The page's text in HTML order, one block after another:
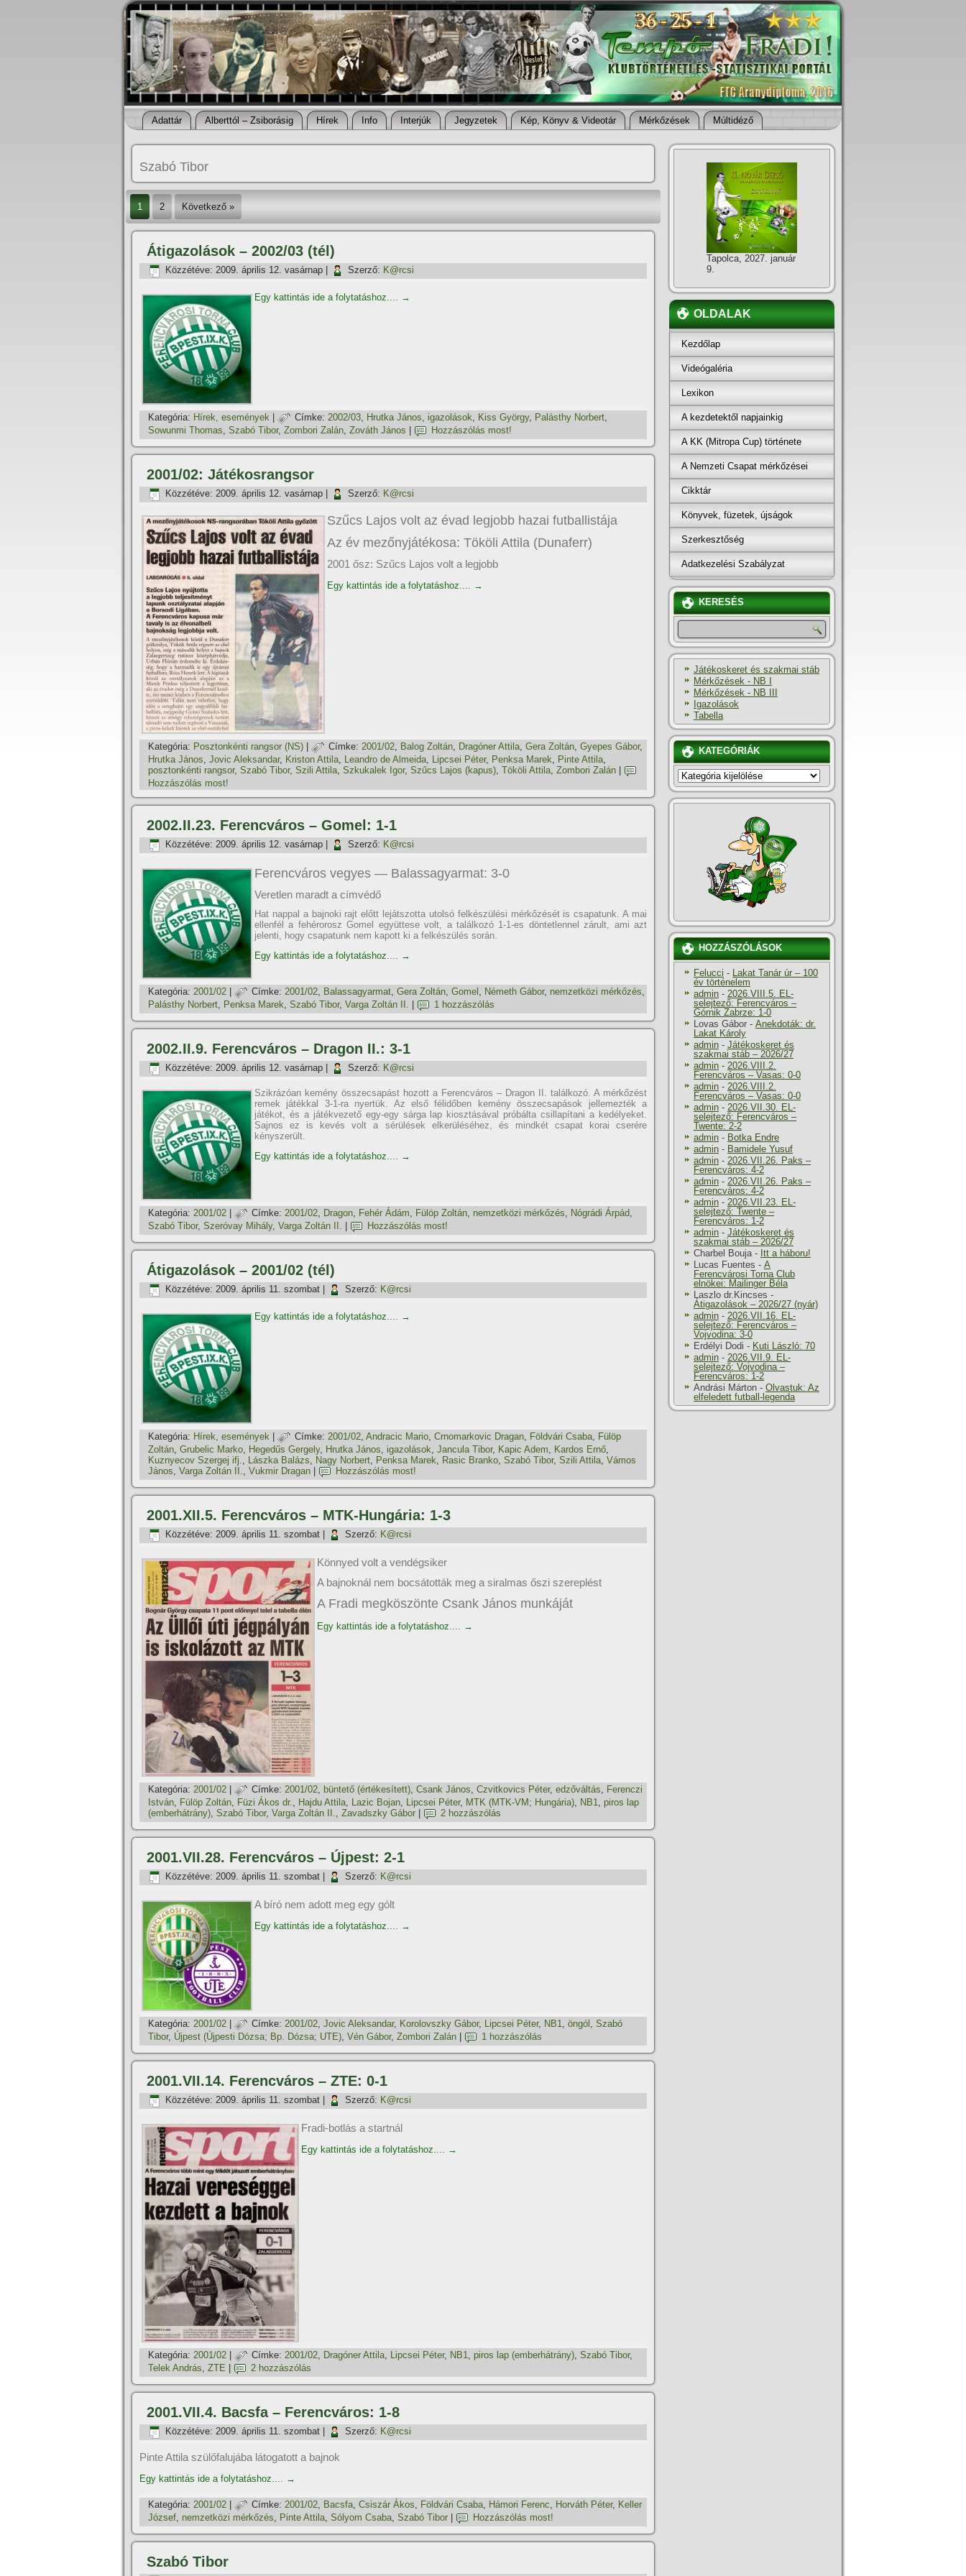
Adattár Alberttól – Zsiborásig Hí­rek Info Interjúk Jegyzetek Kép, Könyv & Videotár Mérkőzések Múltidéző
Szabó Tibor
1 2 Következő »
Átigazolások – 2002/03 (tél)
Közzétéve: 2009. április 12. vasárnap Szerző: K@rcsi
Egy kattintás ide a folytatáshoz.... →
Kategória: Hí­rek, események Címke: 2002/03, Hrutka János, igazolások, Kiss György, Palásthy Norbert,
Sowunmi Thomas, Szabó Tibor, Zombori Zalán, Zováth János Hozzászólás most!
2001/02: Játékosrangsor
Közzétéve: 2009. április 12. vasárnap Szerző: K@rcsi
Szűcs Lajos volt az évad legjobb hazai futballistája
Az év mezőnyjátékosa: Tököli Attila (Dunaferr)
2001 ősz: Szűcs Lajos volt a legjobb
Egy kattintás ide a folytatáshoz.... →
Kategória: Posztonkénti rangsor (NS) Címke: 2001/02, Balog Zoltán, Dragóner Attila, Gera Zoltán, Gyepes Gábor,
Hrutka János, Jovic Aleksandar, Kriston Attila, Leandro de Almeida, Lipcsei Péter, Penksa Marek, Pinte Attila,
posztonkénti rangsor, Szabó Tibor, Szili Attila, Szkukalek Igor, Szűcs Lajos (kapus), Tököli Attila, Zombori Zalán
Hozzászólás most!
2002.II.23. Ferencváros – Gomel: 1-1
Közzétéve: 2009. április 12. vasárnap Szerző: K@rcsi
Ferencváros vegyes — Balassagyarmat: 3-0
Veretlen maradt a címvédő
Hat nappal a bajnoki rajt előtt lejátszotta utolsó felkészülési mérkőzését is csapatunk. A mai
ellenfél a fehérorosz Gomel együttese volt, a találkozó 1-1-es döntetlennel zárult, ami azt
jelenti, hogy csapatunk nem kapott ki a felkészülés során.
Egy kattintás ide a folytatáshoz.... →
Kategória: 2001/02 Címke: 2001/02, Balassagyarmat, Gera Zoltán, Gomel , Németh Gábor, nemzetközi mérkőzés,
Palásthy Norbert, Penksa Marek, Szabó Tibor, Varga Zoltán II. 1 hozzászólás
2002.II.9. Ferencváros – Dragon II.: 3-1
Közzétéve: 2009. április 12. vasárnap Szerző: K@rcsi
Szikrázóan kemény összecsapást hozott a Ferencváros – Dragon II. találkozó. A mérkőzést
remek játékkal 3-1-ra nyertük. Az első félidőben kemény összecsapások jellemezték a
játékot, és a játékvezető egy-egy sárga lap kiosztásával próbálta csillapí­tani a kedélyeket.
Sajnos ez is kevés volt a sérülések elkerüléséhez, és mindkét csapat korai cserére
kényszerült.
Egy kattintás ide a folytatáshoz.... →
Kategória: 2001/02 Címke: 2001/02, Dragon, Fehér Ádám, Fülöp Zoltán, nemzetközi mérkőzés, Nógrádi Árpád,
Szabó Tibor, Szeróvay Mihály, Varga Zoltán II. Hozzászólás most!
Átigazolások – 2001/02 (tél)
Közzétéve: 2009. április 11. szombat Szerző: K@rcsi
Egy kattintás ide a folytatáshoz.... →
Kategória: Hí­rek, események Címke: 2001/02, Andracic Mario, Crnomarkovic Dragan, Földvári Csaba, Fülöp
Zoltán, Grubelic Marko, Hegedűs Gergely, Hrutka János, igazolások, Jancula Tibor, Kapic Adem, Kardos Ernő,
Kuznyecov Szergej ifj., Lászka Balázs, Nagy Norbert, Penksa Marek, Rasic Branko, Szabó Tibor, Szili Attila, Vámos
János, Varga Zoltán II., Vukmir Dragan Hozzászólás most!
2001.XII.5. Ferencváros – MTK-Hungária: 1-3
Közzétéve: 2009. április 11. szombat Szerző: K@rcsi
Könnyed volt a vendégsiker
A bajnoknál nem bocsátották meg a siralmas őszi szereplést
A Fradi megköszönte Csank János munkáját
Egy kattintás ide a folytatáshoz.... →
Kategória: 2001/02 Címke: 2001/02, büntető (értékesí­tett), Csank János, Czvitkovics Péter, edzőváltás, Ferenczi
István, Fülöp Zoltán, Füzi Ákos dr., Hajdu Attila, Lazic Bojan, Lipcsei Péter, MTK (MTK-VM; Hungária), NB1, piros lap
(emberhátrány), Szabó Tibor, Varga Zoltán II., Zavadszky Gábor 2 hozzászólás
2001.VII.28. Ferencváros – Újpest: 2-1
Közzétéve: 2009. április 11. szombat Szerző: K@rcsi
A bíró nem adott meg egy gólt
Egy kattintás ide a folytatáshoz.... →
Kategória: 2001/02 Címke: 2001/02, Jovic Aleksandar, Korolovszky Gábor, Lipcsei Péter, NB1, öngól , Szabó
Tibor, Újpest (Újpesti Dózsa; Bp. Dózsa; UTE), Vén Gábor, Zombori Zalán 1 hozzászólás
2001.VII.14. Ferencváros – ZTE: 0-1
Közzétéve: 2009. április 11. szombat Szerző: K@rcsi
Fradi-botlás a startnál
Egy kattintás ide a folytatáshoz.... →
Kategória: 2001/02 Címke: 2001/02, Dragóner Attila, Lipcsei Péter, NB1, piros lap (emberhátrány), Szabó Tibor,
Telek András, ZTE 2 hozzászólás
2001.VII.4. Bacsfa – Ferencváros: 1-8
Közzétéve: 2009. április 11. szombat Szerző: K@rcsi
Pinte Attila szülőfalujába látogatott a bajnok
Egy kattintás ide a folytatáshoz.... →
Kategória: 2001/02 Címke: 2001/02, Bacsfa, Csiszár Ákos, Földvári Csaba, Hámori Ferenc, Horváth Péter, Keller
József, nemzetközi mérkőzés, Pinte Attila, Sólyom Csaba, Szabó Tibor Hozzászólás most!
Szabó Tibor
Tapolca, 2027. január
9.
OLDALAK
Kezdőlap
Videógaléria
Lexikon
A kezdetektől napjainkig
A KK (Mitropa Cup) története
A Nemzeti Csapat mérkőzései
Cikktár
Könyvek, füzetek, újságok
Szerkesztőség
Adatkezelési Szabályzat
KERESÉS
Játékoskeret és szakmai stáb
Mérkőzések - NB I
Mérkőzések - NB III
Igazolások
Tabella
KATEGÓRIÁK
KATEGÓRIÁK
HOZZÁSZÓLÁSOK
Felucci - Lakat Tanár úr – 100
év történelem
admin - 2026.VIII.5. EL-
selejtező: Ferencváros –
Górnik Zabrze: 1-0
Lovas Gábor - Anekdoták: dr.
Lakat Károly
admin - Játékoskeret és
szakmai stáb – 2026/27
admin - 2026.VIII.2.
Ferencváros – Vasas: 0-0
admin - 2026.VIII.2.
Ferencváros – Vasas: 0-0
admin - 2026.VII.30. EL-
selejtező: Ferencváros –
Twente: 2-2
admin - Botka Endre
admin - Bamidele Yusuf
admin - 2026.VII.26. Paks –
Ferencváros: 4-2
admin - 2026.VII.26. Paks –
Ferencváros: 4-2
admin - 2026.VII.23. EL-
selejtező: Twente –
Ferencváros: 1-2
admin - Játékoskeret és
szakmai stáb – 2026/27
Charbel Bouja- Itt a háboru!
Lucas Fuentes - A
Ferencvárosi Torna Club
elnökei: Mailinger Béla
Laszlo dr.Kincses -
Átigazolások – 2026/27 (nyár)
admin - 2026.VII.16. EL-
selejtező: Ferencváros –
Vojvodina: 3-0
Erdélyi Dodi - Kuti László: 70
admin - 2026.VII.9. EL-
selejtező: Vojvodina –
Ferencváros: 1-2
Andrási Márton - Olvastuk: Az
elfeledett futball-legenda